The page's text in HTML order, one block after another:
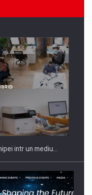
AFACERI, ACADEMIC
intr un mediu…